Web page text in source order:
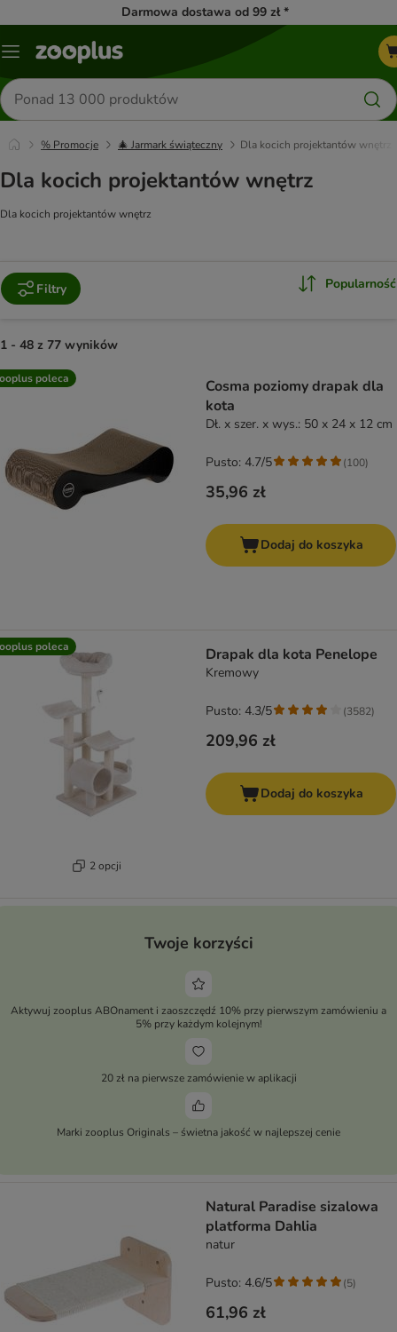
Darmowa dostawa od 99 zł *
Menu
Szukaj
produktów
% Promocje 🎄 Jarmark świąteczny Dla kocich projektantów wnętrz
Dla kocich projektantów wnętrz
Dla kocich projektantów wnętrz
Filtry Popularność
1 - 48 z 77 wyników
product items have been changed
poleca
Cosma poziomy drapak dla
kota
Dł. x szer. x wys.: 50 x 24 x 12 cm
35,96 zł
Pusto: 4.7/5 (100)
Dodaj do koszyka
poleca
2 opcji
Drapak dla kota Penelope
Kremowy
209,96 zł
Pusto: 4.3/5 (3582)
Dodaj do koszyka
Twoje korzyści
Aktywuj zooplus ABOnament i zaoszczędź 10% przy pierwszym zamówieniu a
5% przy każdym kolejnym!
20 zł na pierwsze zamówienie w aplikacji
Marki zooplus Originals – świetna jakość w najlepszej cenie
Natural Paradise sizalowa
platforma Dahlia
natur
61,96 zł
Pusto: 4.6/5 (5)